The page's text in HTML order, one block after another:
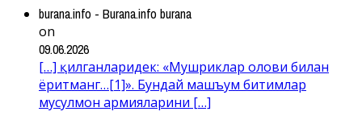
burana.info - Burana.info burana
on
09.06.2026
[…] қилганларидек: «Мушриклар олови билан
ёритманг…[1]». Бундай машъум битимлар
мусулмон армияларини […]